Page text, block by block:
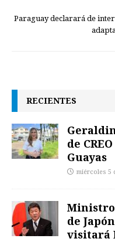
Paraguay declarará de
RECIENTES
de
Guayas
miércoles 5
de
visitará